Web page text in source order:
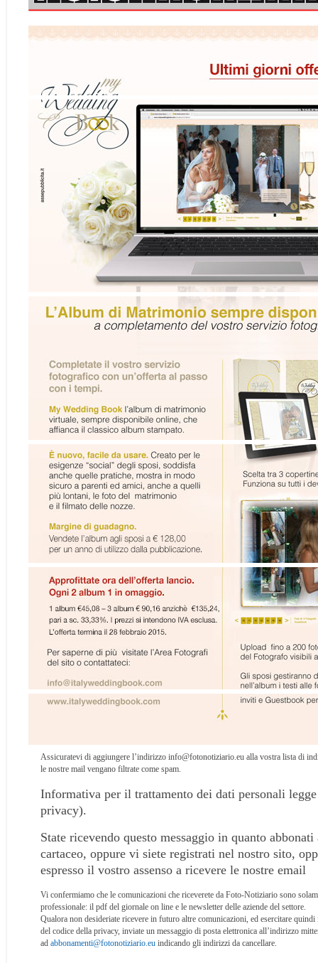
Assicuratevi di aggiungere l’indirizzo info@fotonotiziario.eu alla vostra lista di
le nostre mail vengano filtrate come spam.
Informativa per il trattamento dei dati personali
privacy).
State ricevendo questo messaggio in quanto
cartaceo, oppure vi siete registrati nel nostro sito,
espresso il vostro assenso a ricevere le nostre email
Vi confermiamo che le comunicazioni che riceverete da Foto-Notiziario sono
professionale: il pdf del giornale on line e le newsletter delle aziende del settore.
Qualora non desideriate ricevere in futuro altre comunicazioni, ed esercitare
del codice della privacy, inviate un messaggio di posta elettronica all’indirizzo
ad abbonamenti@fotonotiziario.eu indicando gli indirizzi da cancellare.